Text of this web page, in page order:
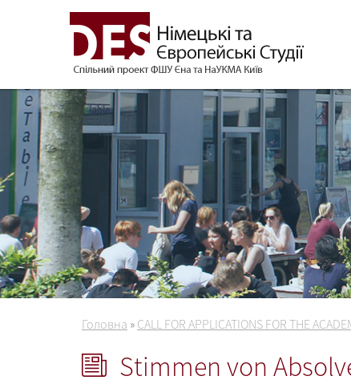
Головна » CALL FOR APPLICATIONS FOR THE
Stimmen von